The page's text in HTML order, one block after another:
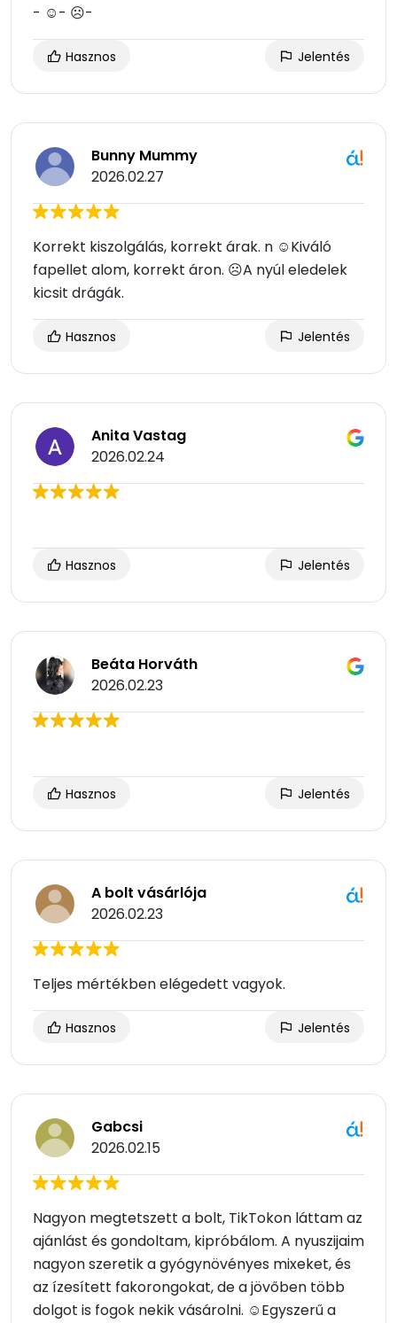
- ☺- ☹-
Hasznos Jelentés
Bunny Mummy
2026.02.27
Korrekt kiszolgálás, korrekt árak. n ☺Kiváló
fapellet alom, korrekt áron. ☹A nyúl eledelek
kicsit drágák.
Hasznos Jelentés
Anita Vastag
2026.02.24
Hasznos Jelentés
Beáta Horváth
2026.02.23
Hasznos Jelentés
A bolt vásárlója
2026.02.23
Teljes mértékben elégedett vagyok.
Hasznos Jelentés
Gabcsi
2026.02.15
Nagyon megtetszett a bolt, TikTokon láttam az
ajánlást és gondoltam, kipróbálom. A nyuszijaim
nagyon szeretik a gyógynövényes mixeket, és
az ízesített fakorongokat, de a jövőben több
dolgot is fogok nekik vásárolni. ☺Egyszerű a